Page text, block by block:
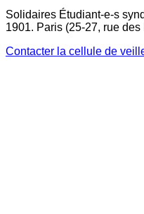
Solidaires Étudiant-e-s
1901. Paris (25-27, rue des
Contacter la cellule de